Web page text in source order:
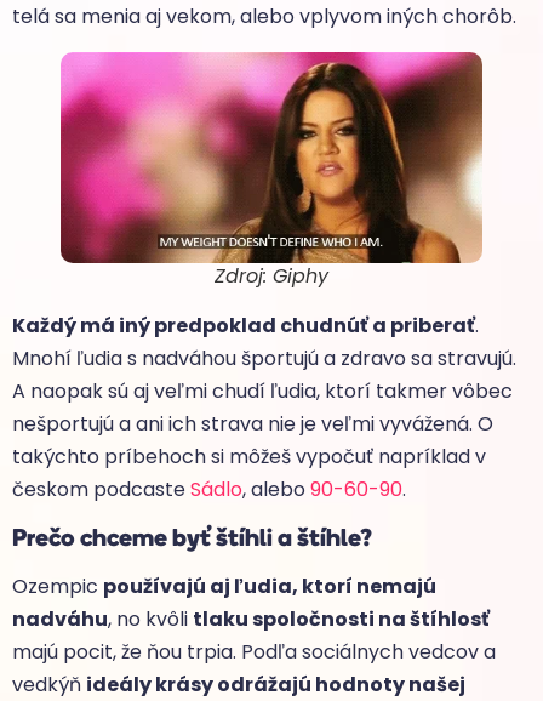
telá sa menia aj vekom, alebo vplyvom iných chorôb.
Zdroj: Giphy
Každý má iný predpoklad chudnúť a priberať.
Mnohí ľudia s nadváhou športujú a zdravo sa stravujú.
A naopak sú aj veľmi chudí ľudia, ktorí takmer vôbec
nešportujú a ani ich strava nie je veľmi vyvážená. O
takýchto príbehoch si môžeš vypočuť napríklad v
českom podcasteSádlo, alebo90-60-90.
Prečo chceme byť štíhli a štíhle?
Ozempic používajú aj ľudia, ktorí nemajú
nadváhu, no kvôli tlaku spoločnosti na štíhlosť
majú pocit, že ňou trpia. Podľa sociálnych vedcov a
vedkýň ideály krásy odrážajú hodnoty našej